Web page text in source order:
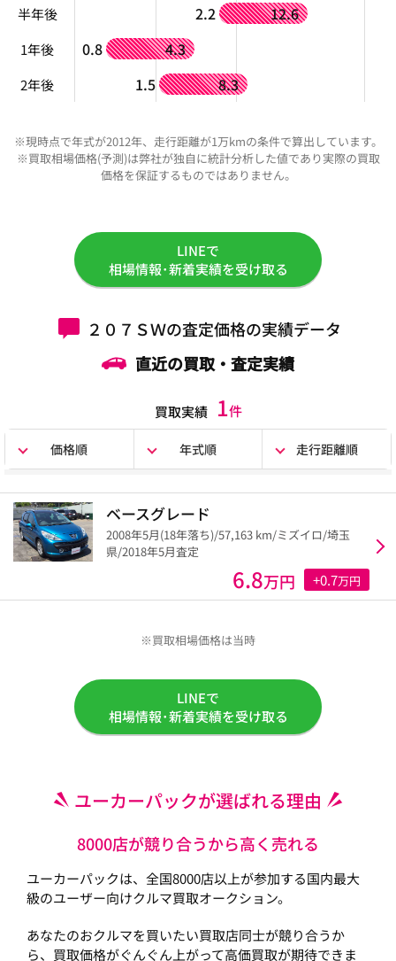
半年後 2.2 12.6
1年後 0.8 4.3
2年後 1.5 8.3
※現時点で年式が2012年、走行距離が1万kmの条件で算出しています。
※買取相場価格(予測)は弊社が独自に統計分析した値であり実際の買取
価格を保証するものではありません。
LINEで
相場情報･新着実績を受け取る
２０７ＳＷの査定価格の実績データ
直近の買取・査定実績
買取実績 1件
価格順 年式順 走行距離順
ベースグレード
2008年5月(18年落ち)/57,163 km/ミズイロ/埼玉
県/2018年5月査定
6.8万円 +0.7万円
※買取相場価格は当時
LINEで
相場情報･新着実績を受け取る
ユーカーパックが選ばれる理由
8000店が競り合うから高く売れる
ユーカーパックは、全国8000店以上が参加する国内最大
級のユーザー向けクルマ買取オークション。
あなたのおクルマを買いたい買取店同士が競り合うか
ら、買取価格がぐんぐん上がって高価買取が期待できま